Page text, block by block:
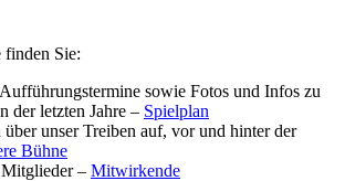
finden Sie:
sowie Fotos und Infos zu
der letzten Jahre – Spielplan
unser Treiben auf, vor und hinter der
Bühne
– Mitwirkende